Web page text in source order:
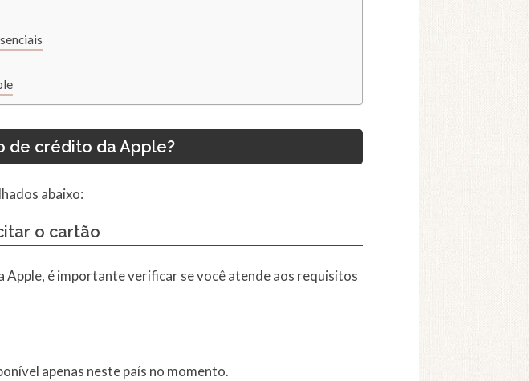
de crédito da Apple?
abaixo:
o cartão
é importante verificar se você atende aos requisitos
apenas neste país no momento.